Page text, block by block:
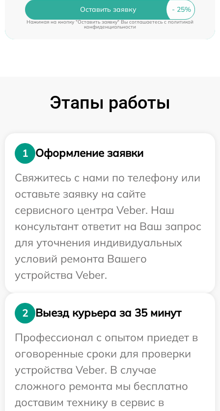
Оставить заявку
Нажимая на кнопку "Оставить заявку" Вы соглашаетесь cполитикой
конфиденциальности
Этапы работы
1
Оформление заявки
Свяжитесь с нами по телефону или
оставьте заявку на сайте
сервисного центра Veber. Наш
консультант ответит на Ваш запрос
для уточнения индивидуальных
условий ремонта Вашего
устройства Veber.
2
Выезд курьера за 35 минут
Профессионал с опытом приедет в
оговоренные сроки для проверки
устройства Veber. В случае
сложного ремонта мы бесплатно
доставим технику в сервис в